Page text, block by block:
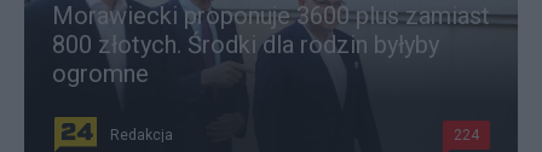
Morawiecki proponuje 3600 plus zamiast
800 złotych. Środki dla rodzin byłyby
ogromne
Redakcja 224